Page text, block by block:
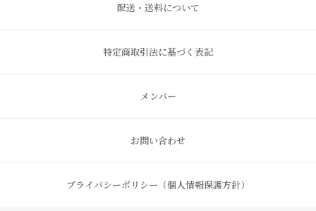
配送・送料について
特定商取引法に基づく表記
メンバー
お問い合わせ
プライバシーポリシー（個人情報保護方針）